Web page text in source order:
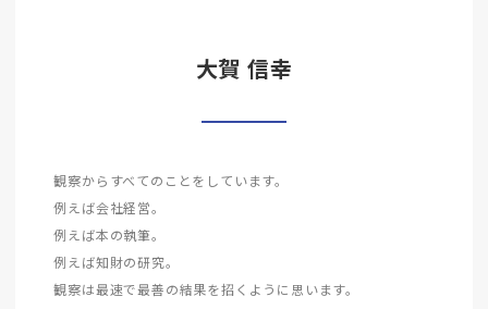
大賀 信幸
観察からすべてのことをしています。
例えば会社経営。
例えば本の執筆。
例えば知財の研究。
観察は最速で最善の結果を招くように思います。